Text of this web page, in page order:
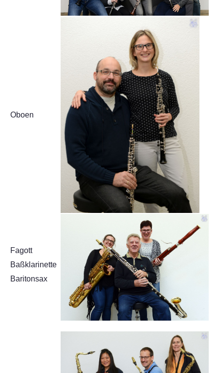
Oboen
Fagott
Baßklarinette
Baritonsax